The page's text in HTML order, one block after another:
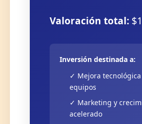
Valoración total:
Inversión destinada a:
✓ Mejora
equipos
✓ Marketing y
acelerado